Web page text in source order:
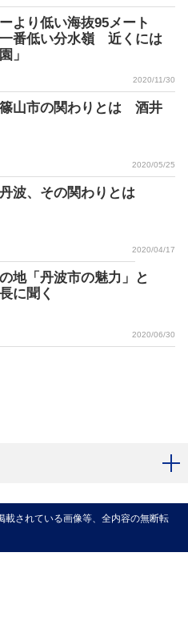
より低い海抜95メート
番低い分水嶺 近くには
」
2020/11/30
山市の関わりとは 酒井
2020/05/25
波、その関わりとは
2020/04/17
地「丹波市の魅力」と
に聞く
2020/06/30
されている画像等、全内容の無断転